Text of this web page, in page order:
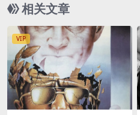
相关文章
VIP